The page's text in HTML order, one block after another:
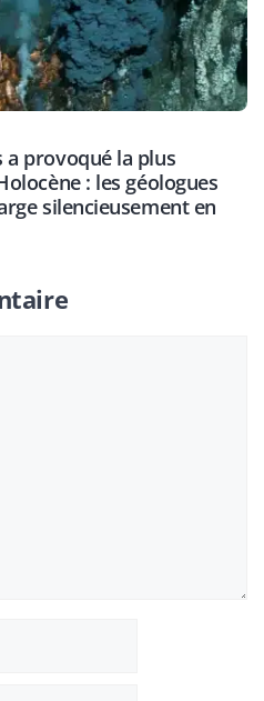
a provoqué la plus
: les géologues
silencieusement en